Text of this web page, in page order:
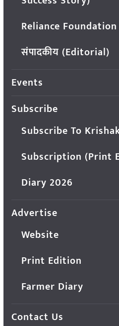
Reliance
संपादकीय (Editorial)
Events
Subscribe
Subscribe To
Subscription (Print
Diary 2026
Advertise
Website
Print Edition
Farmer Diary
Contact Us